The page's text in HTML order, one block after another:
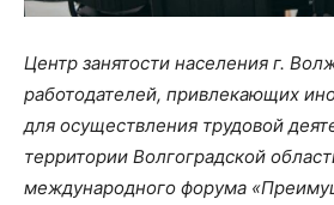
Центр занятости населения г.
работодателей, привлекающих
для осуществления трудовой
территории Волгоградской
международного форума